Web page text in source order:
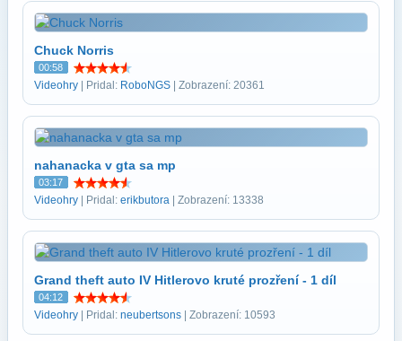
Chuck Norris
00:58
Videohry | Pridal: RoboNGS | Zobrazení: 20361
nahanacka v gta sa mp
03:17
Videohry | Pridal: erikbutora | Zobrazení: 13338
Grand theft auto IV Hitlerovo kruté prozření - 1 díl
04:12
Videohry | Pridal: neubertsons | Zobrazení: 10593